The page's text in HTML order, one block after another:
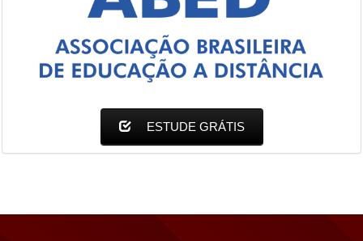
ESTUDE GRÁTIS